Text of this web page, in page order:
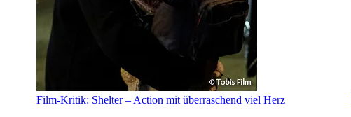
Film-Kritik: Shelter – Action mit überraschend viel Herz